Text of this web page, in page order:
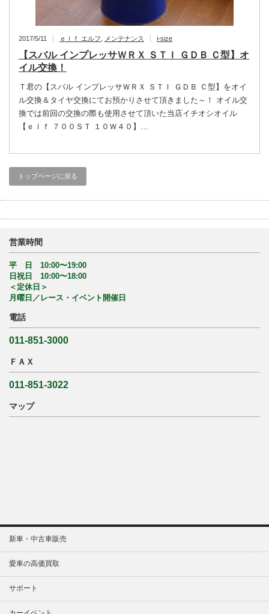
2017/5/11 ｅｌｆ エルフ メンテナンス i-size
【スバル インプレッサＷＲＸ ＳＴＩ ＧＤＢ Ｃ型】オ
イル交換！
Ｔ君の【スバル インプレッサＷＲＸ ＳＴＩ ＧＤＢ Ｃ型】をオイ
ル交換＆タイヤ交換にてお預かりさせて頂きました～！ オイル交
換では前回の交換の際も使用させて頂いた当店イチオシオイル
【ｅｌｆ ７００ＳＴ １０Ｗ４０】…
トップページに戻る
営業時間
平 日 10:00〜19:00
日祝日 10:00〜18:00
＜定休日＞
月曜日／レース・イベント開催日
電話
011-851-3000
ＦＡＸ
011-851-3022
マップ
新車・中古車販売
愛車の高価買取
サポート